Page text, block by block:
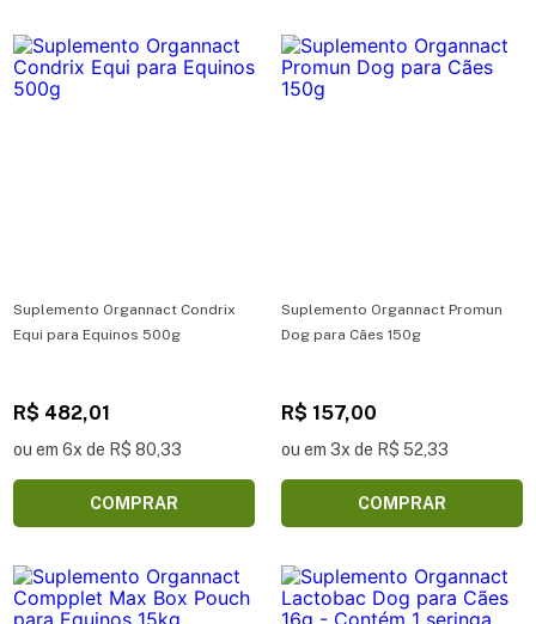
Suplemento Organnact Condrix
Equi para Equinos 500g
R$ 482,01
ou em 6x de R$ 80,33
COMPRAR
Suplemento Organnact Promun
Dog para Cães 150g
R$ 157,00
ou em 3x de R$ 52,33
COMPRAR